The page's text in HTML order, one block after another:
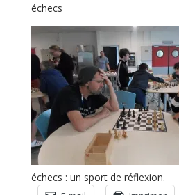
échecs
échecs : un sport de réflexion.